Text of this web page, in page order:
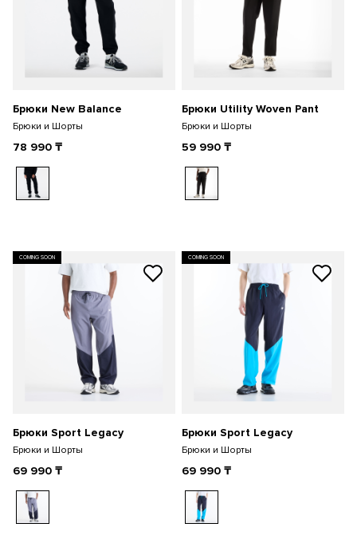
Брюки New Balance
Брюки и Шорты
78 990 ₸
Брюки Utility Woven Pant
Брюки и Шорты
59 990 ₸
COMING SOON
Брюки Sport Legacy
Брюки и Шорты
69 990 ₸
COMING SOON
Брюки Sport Legacy
Брюки и Шорты
69 990 ₸